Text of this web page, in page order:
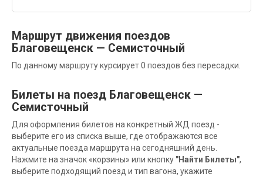
Маршрут движения поездов
Благовещенск — Семисточный
По данному маршруту курсирует 0 поездов без пересадки.
Билеты на поезд Благовещенск —
Семисточный
Для оформления билетов на конкретный ЖД поезд -
выберите его из списка выше, где отображаются все
актуальные поезда маршрута на сегодняшний день.
Нажмите на значок «корзины» или кнопку "Найти Билеты",
выберите подходящий поезд и тип вагона, укажите